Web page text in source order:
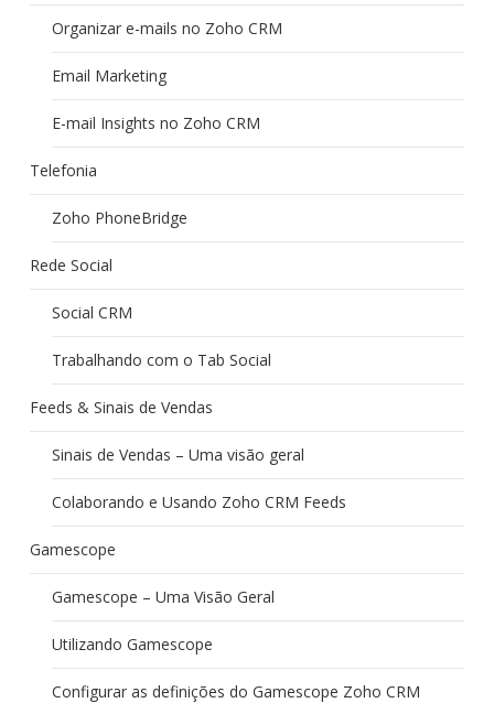
Organizar e-mails no Zoho CRM
Email Marketing
E-mail Insights no Zoho CRM
Telefonia
Zoho PhoneBridge
Rede Social
Social CRM
Trabalhando com o Tab Social
Feeds & Sinais de Vendas
Sinais de Vendas – Uma visão geral
Colaborando e Usando Zoho CRM Feeds
Gamescope
Gamescope – Uma Visão Geral
Utilizando Gamescope
Configurar as definições do Gamescope Zoho CRM